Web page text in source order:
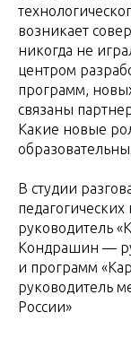
возникает
никогда не
центром
программ,
связаны
Какие новые
В студии
руководитель
Кондрашин —
и программ
руководитель
России»